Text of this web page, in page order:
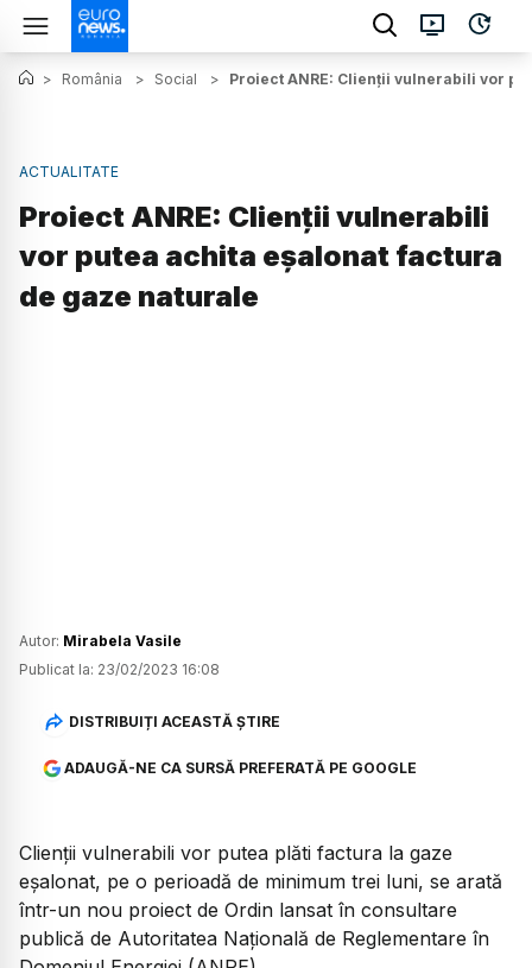
> România > Social > Proiect ANRE: Clienţii vulnerabili vor
ACTUALITATE
Proiect ANRE: Clienţii vulnerabili
vor putea achita eşalonat factura
de gaze naturale
Autor: Mirabela Vasile
Publicat la: 23/02/2023 16:08
DISTRIBUIȚI ACEASTĂ ȘTIRE
ADAUGĂ-NE CA SURSĂ PREFERATĂ PE GOOGLE
Clienții vulnerabili vor putea plăti factura la gaze
eșalonat, pe o perioadă de minimum trei luni, se arată
într-un nou proiect de Ordin lansat în consultare
publică de Autoritatea Naţională de Reglementare în